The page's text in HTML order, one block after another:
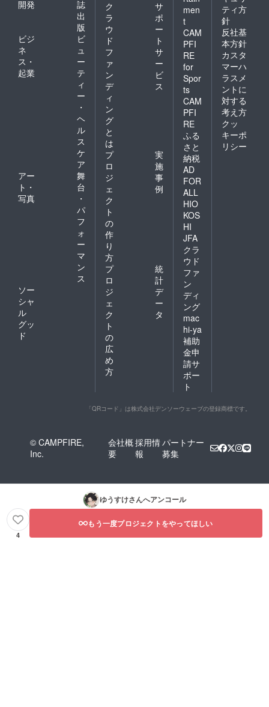
開発
誌
出
版
ビジ
ネ
ス・
起業
ビ
ュ
ー
テ
ィ
ー
・
ヘ
ル
ス
ケ
ア
アー
ト・
写真
舞
台
・
パ
フ
ォ
ー
マ
ン
ス
ソー
シャ
ル
グッ
ド
ク
ラ
ウ
ド
フ
ァ
ン
デ
ィ
ン
グ
と
は
サ
ポ
ー
ト
サ
ー
ビ
ス
プ
ロ
ジ
ェ
ク
ト
の
作
り
方
実
施
事
例
プ
ロ
ジ
ェ
ク
ト
の
広
め
方
統
計
デ
ー
タ
men
t
CAM
PFI
RE
for
Spor
ts
CAM
PFI
RE
ふる
さと
納税
AD
FOR
ALL
HIO
KOS
HI
JFA
クラ
ウド
ファ
ン
ディ
ング
mac
hi-ya
補助
金申
請サ
ポー
ト
ティ方
針
反社基
本方針
カスタ
マーハ
ラスメ
ントに
対する
考え方
クッ
キーポ
リシー
「QRコード」は株式会社デンソーウェーブの登録商標です。
© CAMPFIRE,
Inc.
会社概
要
採用情
報
パートナー
募集
ゆうすけさんへアンコール
4
もう一度プロジェクトをやってほしい